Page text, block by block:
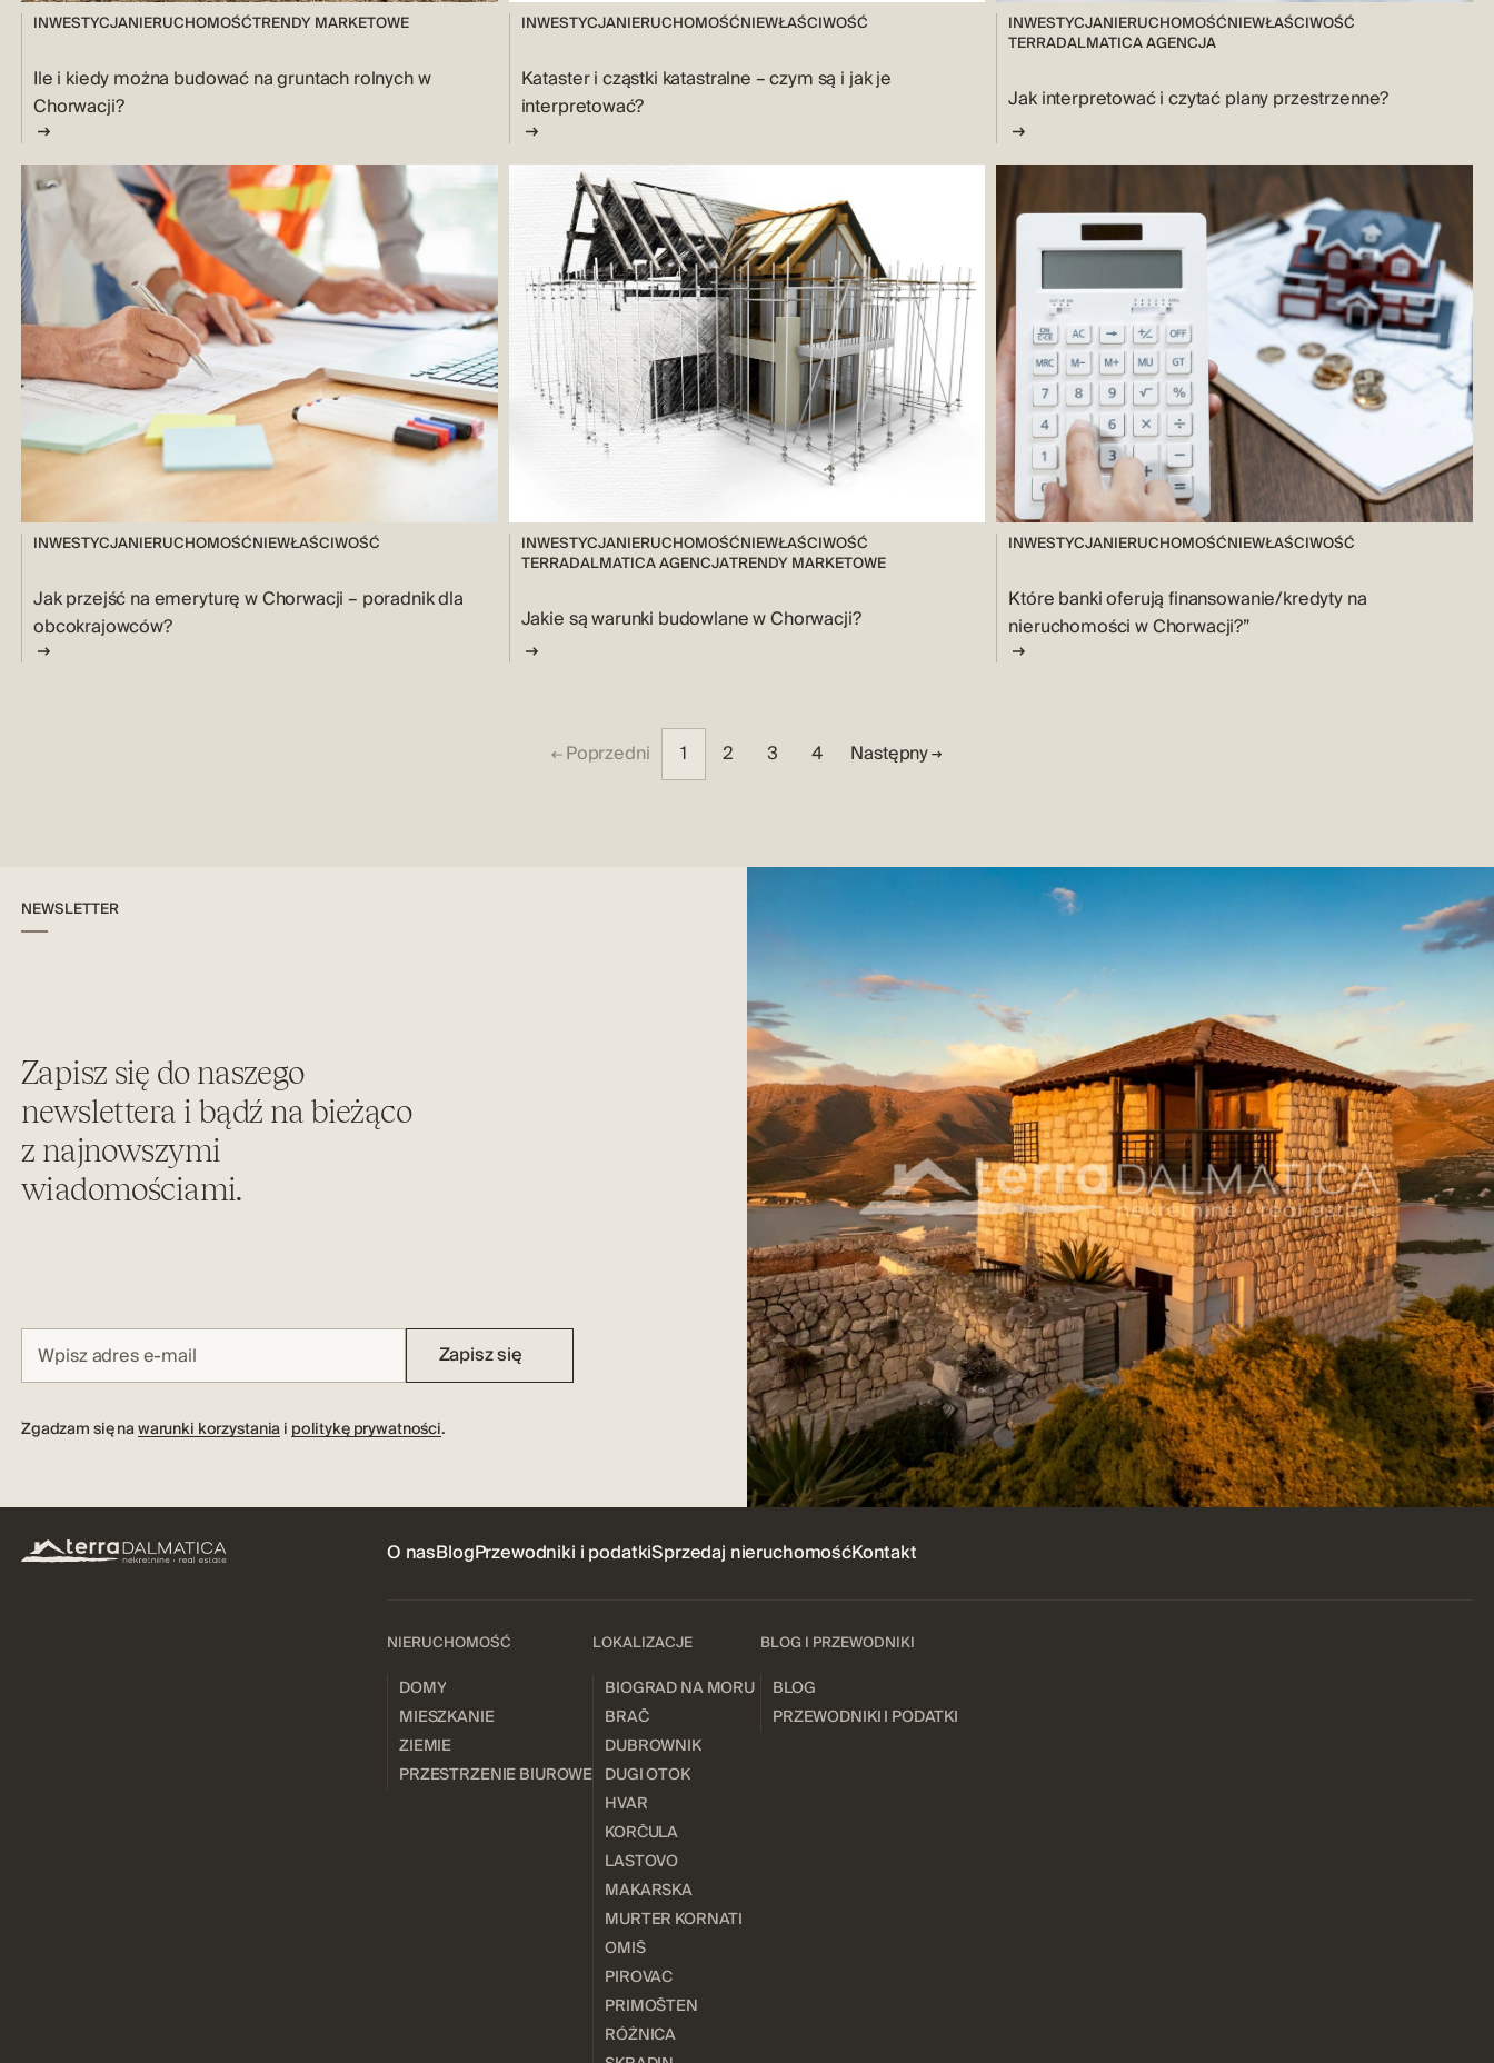
INWESTYCJANIERUCHOMOŚĆTRENDY MARKETOWE
Ile i kiedy można budować na gruntach rolnych w
Chorwacji?
INWESTYCJANIERUCHOMOŚĆNIEWŁAŚCIWOŚĆ
Kataster i cząstki katastralne – czym są i jak je
interpretować?
INWESTYCJANIERUCHOMOŚĆNIEWŁAŚCIWOŚĆ
TERRADALMATICA AGENCJA
Jak interpretować i czytać plany przestrzenne?
INWESTYCJANIERUCHOMOŚĆNIEWŁAŚCIWOŚĆ
Jak przejść na emeryturę w Chorwacji – poradnik dla
obcokrajowców?
INWESTYCJANIERUCHOMOŚĆNIEWŁAŚCIWOŚĆ
TERRADALMATICA AGENCJATRENDY MARKETOWE
Jakie są warunki budowlane w Chorwacji?
INWESTYCJANIERUCHOMOŚĆNIEWŁAŚCIWOŚĆ
Które banki oferują finansowanie/kredyty na
nieruchomości w Chorwacji?”
Poprzedni 1 2 3 4 Następny
NEWSLETTER
Zapisz się do naszego
newslettera i bądź na bieżąco
z najnowszymi
wiadomościami.
Zapisz się
Zgadzam się nawarunki korzystaniai politykę prywatności.
O nasBlogPrzewodniki i podatkiSprzedaj nieruchomośćKontakt
NIERUCHOMOŚĆ
DOMY
MIESZKANIE
ZIEMIE
PRZESTRZENIE BIUROWE
LOKALIZACJE
BIOGRAD NA MORU
BRAČ
DUBROWNIK
DUGI OTOK
HVAR
KORČULA
LASTOVO
MAKARSKA
MURTER KORNATI
OMIŠ
PIROVAC
PRIMOŠTEN
RÓŻNICA
BLOG I PRZEWODNIKI
BLOG
PRZEWODNIKI I PODATKI